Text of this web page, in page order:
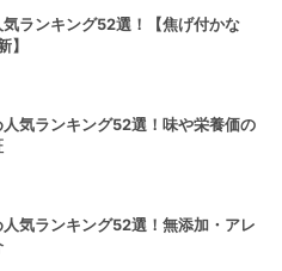
ランキング52選！【焦げ付かな
】
気ランキング52選！味や栄養価の
人気ランキング52選！無添加・アレ